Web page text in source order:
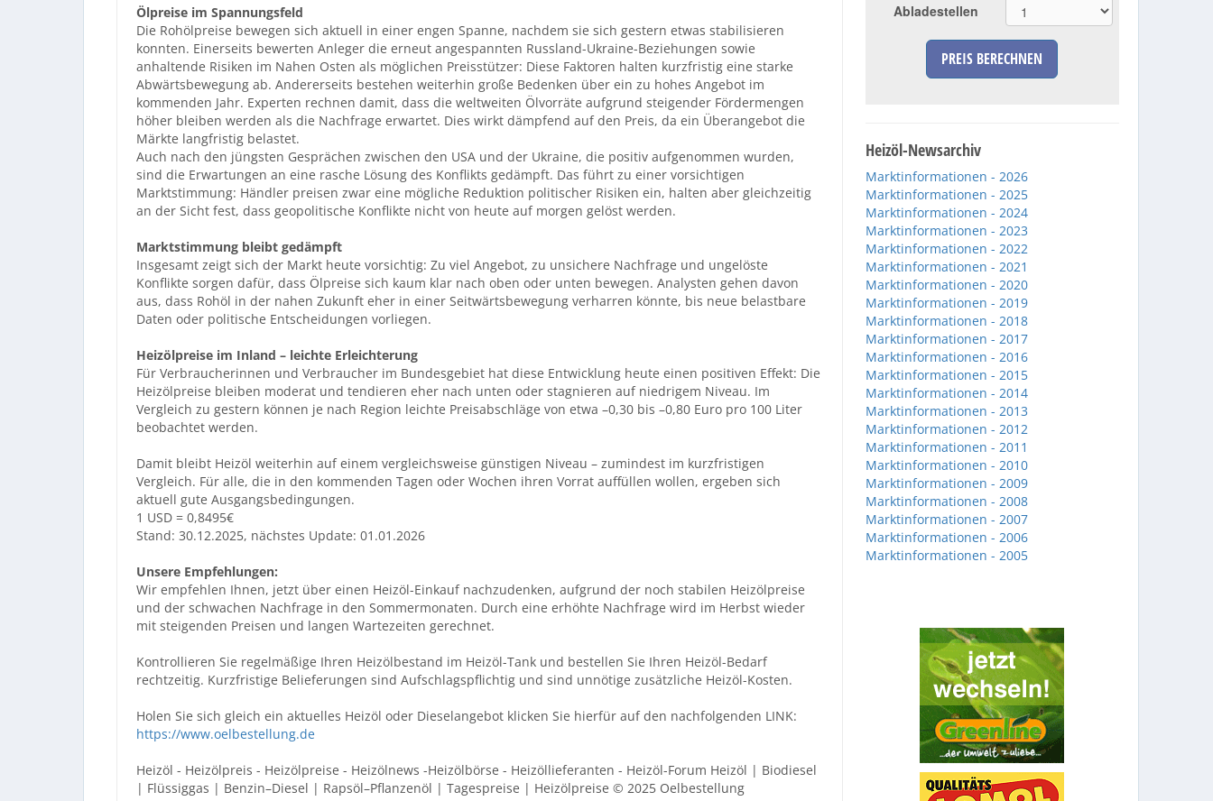
Ölpreise im Spannungsfeld
Die Rohölpreise bewegen sich aktuell in einer engen Spanne, nachdem sie sich gestern etwas stabilisieren
konnten. Einerseits bewerten Anleger die erneut angespannten Russland-Ukraine-Beziehungen sowie
anhaltende Risiken im Nahen Osten als möglichen Preisstützer: Diese Faktoren halten kurzfristig eine starke
Abwärtsbewegung ab. Andererseits bestehen weiterhin große Bedenken über ein zu hohes Angebot im
kommenden Jahr. Experten rechnen damit, dass die weltweiten Ölvorräte aufgrund steigender Fördermengen
höher bleiben werden als die Nachfrage erwartet. Dies wirkt dämpfend auf den Preis, da ein Überangebot die
Märkte langfristig belastet.
Auch nach den jüngsten Gesprächen zwischen den USA und der Ukraine, die positiv aufgenommen wurden,
sind die Erwartungen an eine rasche Lösung des Konflikts gedämpft. Das führt zu einer vorsichtigen
Marktstimmung: Händler preisen zwar eine mögliche Reduktion politischer Risiken ein, halten aber gleichzeitig
an der Sicht fest, dass geopolitische Konflikte nicht von heute auf morgen gelöst werden.
Marktstimmung bleibt gedämpft
Insgesamt zeigt sich der Markt heute vorsichtig: Zu viel Angebot, zu unsichere Nachfrage und ungelöste
Konflikte sorgen dafür, dass Ölpreise sich kaum klar nach oben oder unten bewegen. Analysten gehen davon
aus, dass Rohöl in der nahen Zukunft eher in einer Seitwärtsbewegung verharren könnte, bis neue belastbare
Daten oder politische Entscheidungen vorliegen.
Heizölpreise im Inland – leichte Erleichterung
Für Verbraucherinnen und Verbraucher im Bundesgebiet hat diese Entwicklung heute einen positiven Effekt: Die
Heizölpreise bleiben moderat und tendieren eher nach unten oder stagnieren auf niedrigem Niveau. Im
Vergleich zu gestern können je nach Region leichte Preisabschläge von etwa –0,30 bis –0,80 Euro pro 100 Liter
beobachtet werden.
Damit bleibt Heizöl weiterhin auf einem vergleichsweise günstigen Niveau – zumindest im kurzfristigen
Vergleich. Für alle, die in den kommenden Tagen oder Wochen ihren Vorrat auffüllen wollen, ergeben sich
aktuell gute Ausgangsbedingungen.
1 USD = 0,8495€
Stand: 30.12.2025, nächstes Update: 01.01.2026
Unsere Empfehlungen:
Wir empfehlen Ihnen, jetzt über einen Heizöl-Einkauf nachzudenken, aufgrund der noch stabilen Heizölpreise
und der schwachen Nachfrage in den Sommermonaten. Durch eine erhöhte Nachfrage wird im Herbst wieder
mit steigenden Preisen und langen Wartezeiten gerechnet.
Kontrollieren Sie regelmäßige Ihren Heizölbestand im Heizöl-Tank und bestellen Sie Ihren Heizöl-Bedarf
rechtzeitig. Kurzfristige Belieferungen sind Aufschlagspflichtig und sind unnötige zusätzliche Heizöl-Kosten.
Holen Sie sich gleich ein aktuelles Heizöl oder Dieselangebot klicken Sie hierfür auf den nachfolgenden LINK:
https://www.oelbestellung.de
Heizöl - Heizölpreis - Heizölpreise - Heizölnews -Heizölbörse - Heizöllieferanten - Heizöl-Forum Heizöl | Biodiesel
| Flüssiggas | Benzin–Diesel | Rapsöl–Pflanzenöl | Tagespreise | Heizölpreise © 2025 Oelbestellung
Abladestellen
PREIS BERECHNEN
Heizöl-Newsarchiv
Marktinformationen - 2026
Marktinformationen - 2025
Marktinformationen - 2024
Marktinformationen - 2023
Marktinformationen - 2022
Marktinformationen - 2021
Marktinformationen - 2020
Marktinformationen - 2019
Marktinformationen - 2018
Marktinformationen - 2017
Marktinformationen - 2016
Marktinformationen - 2015
Marktinformationen - 2014
Marktinformationen - 2013
Marktinformationen - 2012
Marktinformationen - 2011
Marktinformationen - 2010
Marktinformationen - 2009
Marktinformationen - 2008
Marktinformationen - 2007
Marktinformationen - 2006
Marktinformationen - 2005